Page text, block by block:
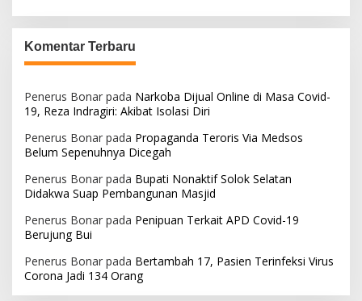
Komentar Terbaru
Penerus Bonar pada Narkoba Dijual Online di Masa Covid-
19, Reza Indragiri: Akibat Isolasi Diri
Penerus Bonar pada Propaganda Teroris Via Medsos
Belum Sepenuhnya Dicegah
Penerus Bonar pada Bupati Nonaktif Solok Selatan
Didakwa Suap Pembangunan Masjid
Penerus Bonar pada Penipuan Terkait APD Covid-19
Berujung Bui
Penerus Bonar pada Bertambah 17, Pasien Terinfeksi Virus
Corona Jadi 134 Orang